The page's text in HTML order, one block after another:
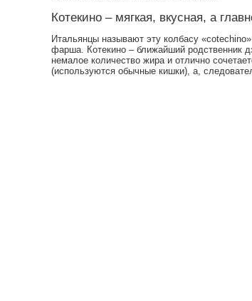
Котекино – мягкая, вкусная, а
Итальянцы называют эту колбасу
фарша. Котекино – ближайший родственник
немалое количество жира и отлично
(используются обычные кишки), а,